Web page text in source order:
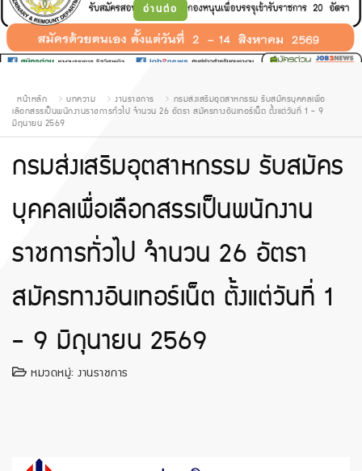
อ่านต่อ
หน้าหลัก บทความ งานราชการ
กรมส่งเสริมอุตสาหกรรม รับสมัครบุคคลเพื่อ
เลือกสรรเป็นพนักงานราชการทั่วไป จำนวน 26 อัตรา สมัครทางอินเทอร์เน็ต ตั้งแต่วันที่ 1 - 9
มิถุนายน 2569
กรมส่งเสริมอุตสาหกรรม รับสมัคร
บุคคลเพื่อเลือกสรรเป็นพนักงาน
ราชการทั่วไป จำนวน 26 อัตรา
สมัครทางอินเทอร์เน็ต ตั้งแต่วันที่ 1
- 9 มิถุนายน 2569
หมวดหมู่: งานราชการ